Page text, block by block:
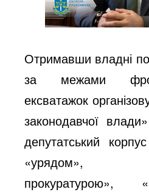
Отримавши владні
за межами
ексватажок
законодавчої
депутатський
«урядом»,
прокуратурою»,